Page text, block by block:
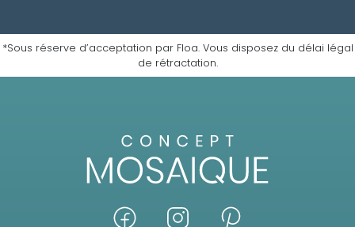
*Sous réserve d’acceptation par Floa. Vous disposez du délai légal
de rétractation.